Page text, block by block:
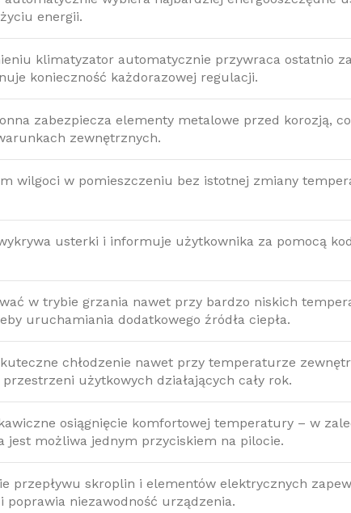
energii.
klimatyzator automatycznie przywraca ostatnio
konieczność każdorazowej regulacji.
zabezpiecza elementy metalowe przed korozją,
zewnętrznych.
wilgoci w pomieszczeniu bez istotnej zmiany
usterki i informuje użytkownika za pomocą
w trybie grzania nawet przy bardzo niskich
uruchamiania dodatkowego źródła ciepła.
chłodzenie nawet przy temperaturze
użytkowych działających cały rok.
osiągnięcie komfortowej temperatury – w
jest możliwa jednym przyciskiem na pilocie.
przepływu skroplin i elementów elektrycznych
poprawia niezawodność urządzenia.